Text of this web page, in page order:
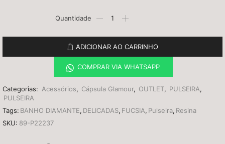
ADICIONAR AO CARRINHO
COMPRAR VIA WHATSAPP
Categorias: Acessórios, Cápsula Glamour, OUTLET, PULSEIRA,
PULSEIRA
Tags: BANHO DIAMANTE, DELICADAS, FUCSIA, Pulseira, Resina
SKU: 89-P22237